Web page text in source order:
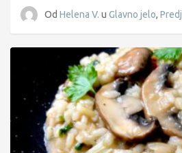
Od Helena V. u Glavno jelo,